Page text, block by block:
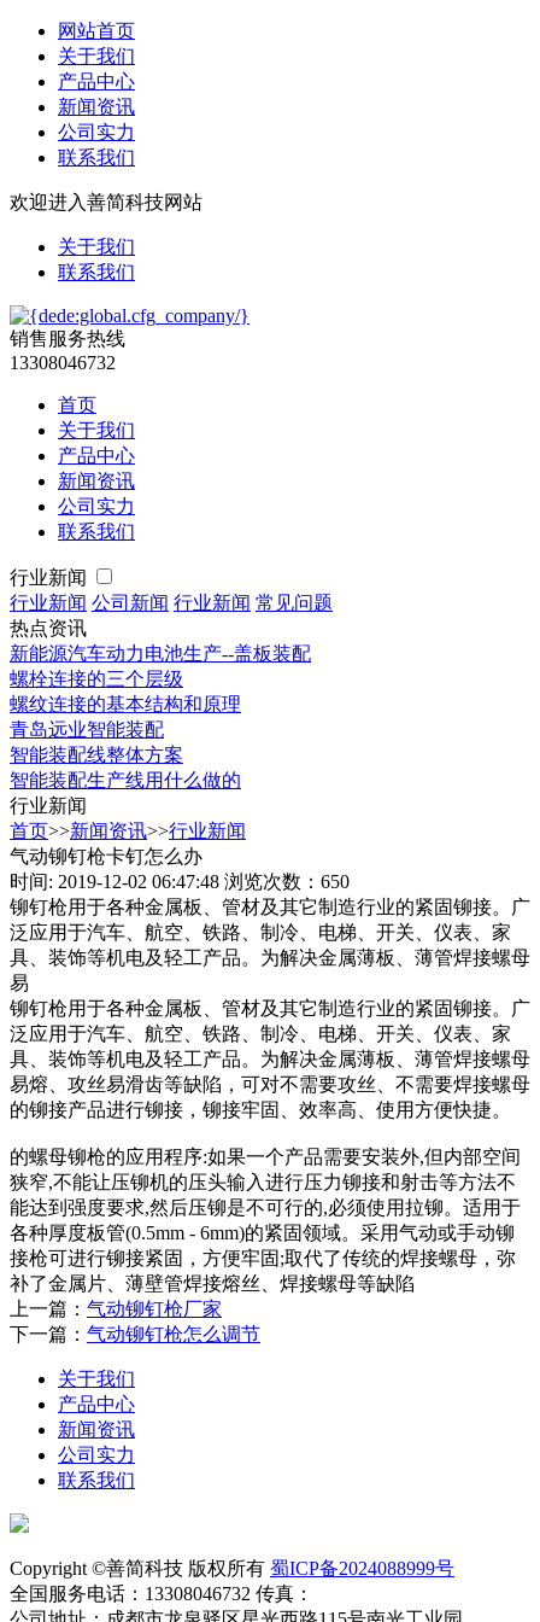
网站首页
关于我们
产品中心
新闻资讯
公司实力
联系我们
欢迎进入善简科技网站
关于我们
联系我们
销售服务热线
13308046732
首页
关于我们
产品中心
新闻资讯
公司实力
联系我们
行业新闻
行业新闻 公司新闻 行业新闻 常见问题
热点资讯
新能源汽车动力电池生产--盖板装配
螺栓连接的三个层级
螺纹连接的基本结构和原理
青岛远业智能装配
智能装配线整体方案
智能装配生产线用什么做的
行业新闻
首页>>新闻资讯>>行业新闻
气动铆钉枪卡钉怎么办
时间: 2019-12-02 06:47:48 浏览次数：650
铆钉枪用于各种金属板、管材及其它制造行业的紧固铆接。广
泛应用于汽车、航空、铁路、制冷、电梯、开关、仪表、家
具、装饰等机电及轻工产品。为解决金属薄板、薄管焊接螺母
易
铆钉枪用于各种金属板、管材及其它制造行业的紧固铆接。广
泛应用于汽车、航空、铁路、制冷、电梯、开关、仪表、家
具、装饰等机电及轻工产品。为解决金属薄板、薄管焊接螺母
易熔、攻丝易滑齿等缺陷，可对不需要攻丝、不需要焊接螺母
的铆接产品进行铆接，铆接牢固、效率高、使用方便快捷。
的螺母铆枪的应用程序:如果一个产品需要安装外,但内部空间
狭窄,不能让压铆机的压头输入进行压力铆接和射击等方法不
能达到强度要求,然后压铆是不可行的,必须使用拉铆。适用于
各种厚度板管(0.5mm - 6mm)的紧固领域。采用气动或手动铆
接枪可进行铆接紧固，方便牢固;取代了传统的焊接螺母，弥
补了金属片、薄壁管焊接熔丝、焊接螺母等缺陷
上一篇： 气动铆钉枪厂家
下一篇： 气动铆钉枪怎么调节
关于我们
产品中心
新闻资讯
公司实力
联系我们
Copyright ©善简科技 版权所有 蜀ICP备2024088999号
全国服务电话：13308046732 传真：